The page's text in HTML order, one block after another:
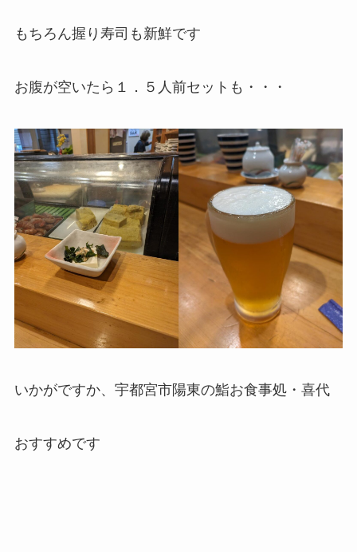
もちろん握り寿司も新鮮です
お腹が空いたら１．５人前セットも・・・
いかがですか、宇都宮市陽東の鮨お食事処・喜代
おすすめです